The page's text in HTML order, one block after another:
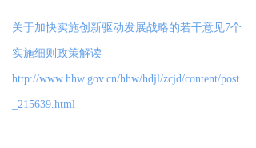
关于加快实施创新驱动发展战略的若干意见7个
实施细则政策解读
http://www.hhw.gov.cn/hhw/hdjl/zcjd/content/post
_215639.html